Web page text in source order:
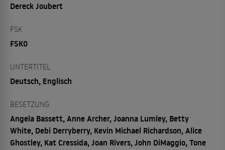
Dereck Joubert
FSK
FSK0
UNTERTITEL
Deutsch, Englisch
BESETZUNG
Angela Bassett, Anne Archer, Joanna Lumley, Betty
White, Debi Derryberry, Kevin Michael Richardson, Alice
Ghostley, Kat Cressida, Joan Rivers, John DiMaggio, Tone